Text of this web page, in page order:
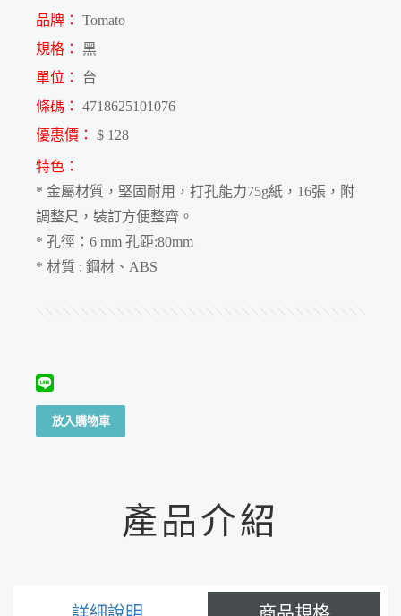
品牌： Tomato
規格：
黑
單位：
台
條碼： 4718625101076
優惠價： $ 128
特色：
* 金屬材質，堅固耐用，打孔能力75g紙，16張，附
調整尺，裝訂方便整齊。
* 孔徑：6 mm 孔距:80mm
* 材質 : 鋼材、ABS
放入購物車
產品介紹